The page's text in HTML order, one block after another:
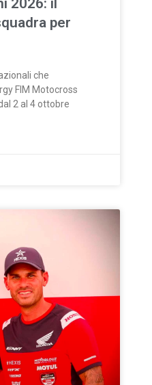
per
che
FIM Motocross
2 al 4 ottobre